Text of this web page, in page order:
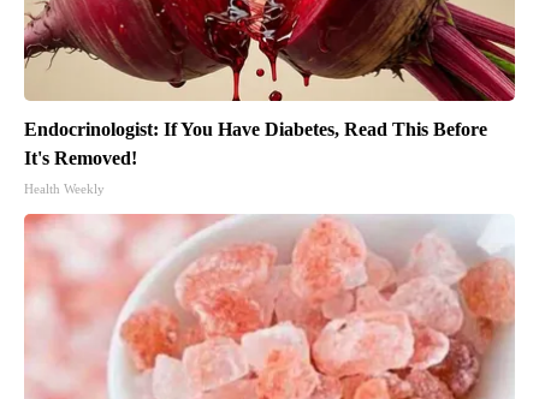
Endocrinologist: If You Have Diabetes, Read This Before
It's Removed!
Health Weekly